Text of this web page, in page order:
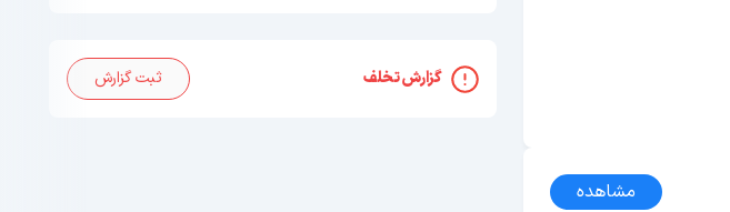
مشاهده
گزارش تخلف ثبت گزارش